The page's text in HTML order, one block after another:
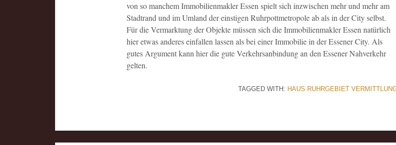
von so manchem Immobilienmakler Essen spielt sich inzwischen mehr und mehr am
Stadtrand und im Umland der einstigen Ruhrpottmetropole ab als in der City selbst.
Für die Vermarktung der Objekte müssen sich die Immobilienmakler Essen natürlich
hier etwas anderes einfallen lassen als bei einer Immobilie in der Essener City. Als
gutes Argument kann hier die gute Verkehrsanbindung an den Essener Nahverkehr
gelten.
TAGGED WITH: HAUS RUHRGEBIET